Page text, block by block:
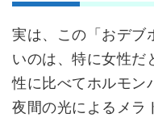
実は、この「おデブ
いのは、特に女性だ
性に比べてホルモン
夜間の光によるメラ